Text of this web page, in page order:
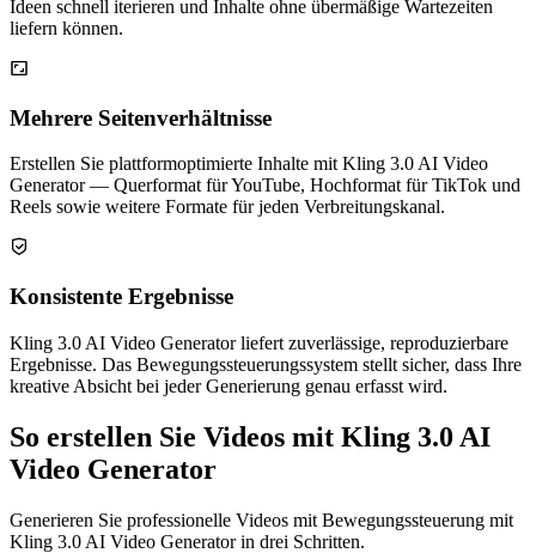
Ideen schnell iterieren und Inhalte ohne übermäßige Wartezeiten
liefern können.
Mehrere Seitenverhältnisse
Erstellen Sie plattformoptimierte Inhalte mit Kling 3.0 AI Video
Generator — Querformat für YouTube, Hochformat für TikTok und
Reels sowie weitere Formate für jeden Verbreitungskanal.
Konsistente Ergebnisse
Kling 3.0 AI Video Generator liefert zuverlässige, reproduzierbare
Ergebnisse. Das Bewegungssteuerungssystem stellt sicher, dass Ihre
kreative Absicht bei jeder Generierung genau erfasst wird.
So erstellen Sie Videos mit Kling 3.0 AI
Video Generator
Generieren Sie professionelle Videos mit Bewegungssteuerung mit
Kling 3.0 AI Video Generator in drei Schritten.